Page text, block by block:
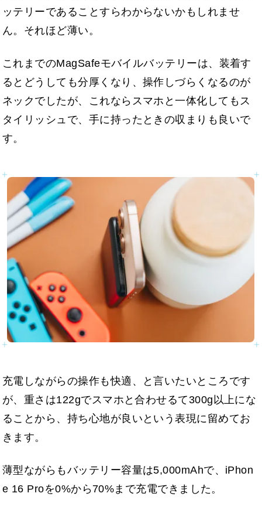
ッテリーであることすらわからないかもしれませ
ん。それほど薄い。
これまでのMagSafeモバイルバッテリーは、装着す
るとどうしても分厚くなり、操作しづらくなるのが
ネックでしたが、これならスマホと一体化してもス
タイリッシュで、手に持ったときの収まりも良いで
す。
充電しながらの操作も快適、と言いたいところです
が、重さは122gでスマホと合わせるて300g以上にな
ることから、持ち心地が良いという表現に留めてお
きます。
薄型ながらもバッテリー容量は5,000mAhで、iPhon
e 16 Proを0%から70%まで充電できました。